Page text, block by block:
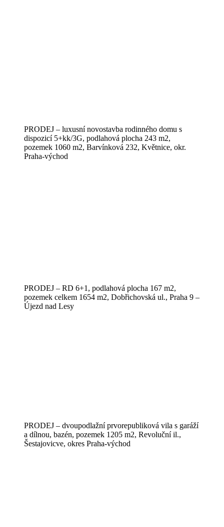
PRODEJ – luxusní novostavba rodinného domu s
dispozicí 5+kk/3G, podlahová plocha 243 m2,
pozemek 1060 m2, Barvínková 232, Květnice, okr.
Praha-východ
PRODEJ – RD 6+1, podlahová plocha 167 m2,
pozemek celkem 1654 m2, Dobřichovská ul., Praha 9 –
Újezd nad Lesy
PRODEJ – dvoupodlažní prvorepubliková vila s garáží
a dílnou, bazén, pozemek 1205 m2, Revoluční il.,
Šestajovicve, okres Praha-východ